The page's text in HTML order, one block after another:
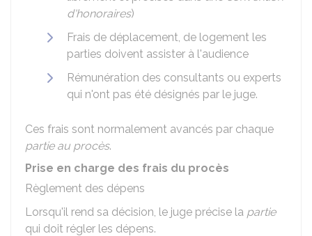
d'honoraires)
Frais de déplacement, de logement les
parties doivent assister à l'audience
Rémunération des consultants ou experts
qui n'ont pas été désignés par le juge.
Ces frais sont normalement avancés par chaque
partie au procès.
Prise en charge des frais du procès
Règlement des dépens
Lorsqu'il rend sa décision, le juge précise la partie
qui doit régler les dépens.